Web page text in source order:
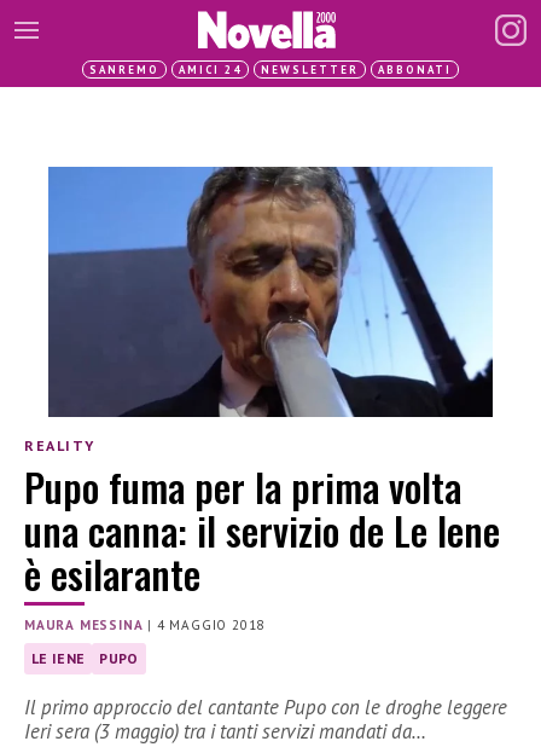
SANREMO AMICI 24 NEWSLETTER ABBONATI
REALITY
Pupo fuma per la prima volta
una canna: il servizio de Le Iene
è esilarante
MAURA MESSINA | 4 MAGGIO 2018
LE IENE PUPO
Il primo approccio del cantante Pupo con le droghe leggere
Ieri sera (3 maggio) tra i tanti servizi mandati da…